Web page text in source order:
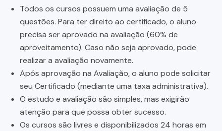
Todos os cursos possuem uma avaliação de 5
questões. Para ter direito ao certificado, o aluno
precisa ser aprovado na avaliação (60% de
aproveitamento). Caso não seja aprovado, pode
realizar a avaliação novamente.
Após aprovação na Avaliação, o aluno pode solicitar
seu Certificado (mediante uma taxa administrativa).
O estudo e avaliação são simples, mas exigirão
atenção para que possa obter sucesso.
Os cursos são livres e disponibilizados 24 horas em